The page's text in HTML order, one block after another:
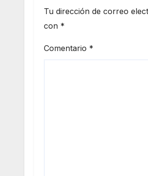
Tu dirección de correo
con *
Comentario *